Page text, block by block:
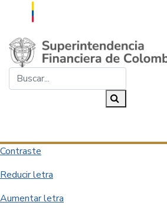
Saltar al contenido principal
Contraste
Reducir letra
Aumentar letra